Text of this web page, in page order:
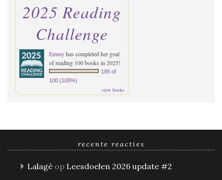
2025 Reading
Challenge
Emmyhas completed her goal
of reading 100 books in 2025!
185 of
100 (100%)
view books
recente reacties
Lalagè op Leesdoelen 2026 update #2